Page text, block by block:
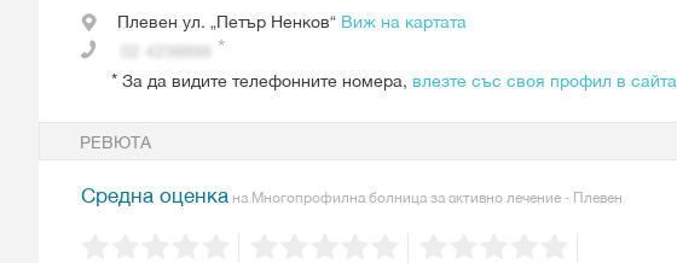
Плевен ул. „Петър Ненков“ Виж на картата
* За да видите телефонните номера, влезте със своя профил в сайта
РЕВЮТА
Средна оценка на Многопрофилна болница за активно лечение - Плевен